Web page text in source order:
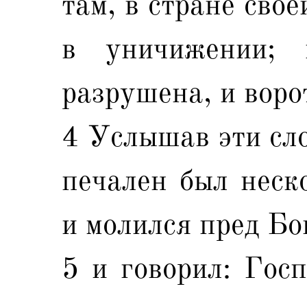
в уничижении;
разрушена, и
4 Услышав эти
печален был
и молился пред
5 и говорил: